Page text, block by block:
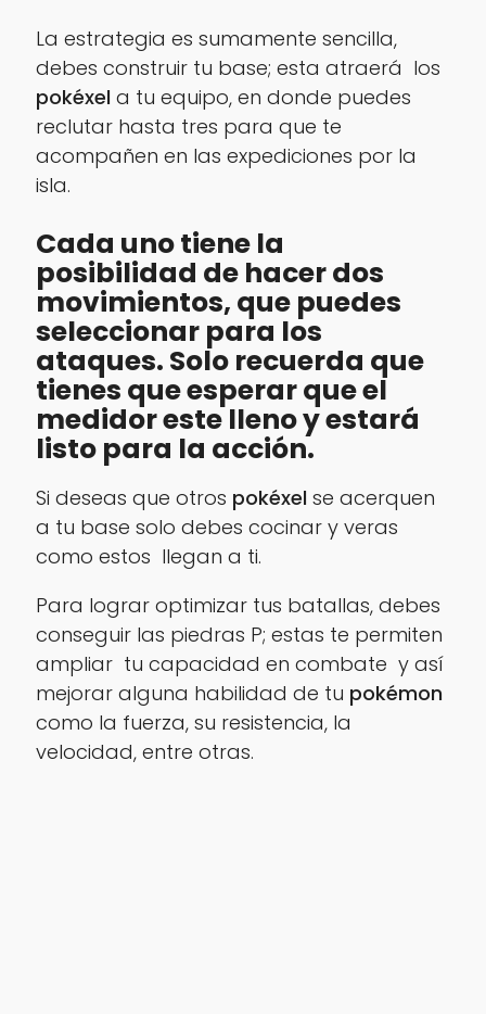
La estrategia es sumamente sencilla,
debes construir tu base; esta atraerá los
pokéxel a tu equipo, en donde puedes
reclutar hasta tres para que te
acompañen en las expediciones por la
isla.
Cada uno tiene la
posibilidad de hacer dos
movimientos, que puedes
seleccionar para los
ataques. Solo recuerda que
tienes que esperar que el
medidor este lleno y estará
listo para la acción.
Si deseas que otros pokéxel se acerquen
a tu base solo debes cocinar y veras
como estos llegan a ti.
Para lograr optimizar tus batallas, debes
conseguir las piedras P; estas te permiten
ampliar tu capacidad en combate y así
mejorar alguna habilidad de tu pokémon
como la fuerza, su resistencia, la
velocidad, entre otras.